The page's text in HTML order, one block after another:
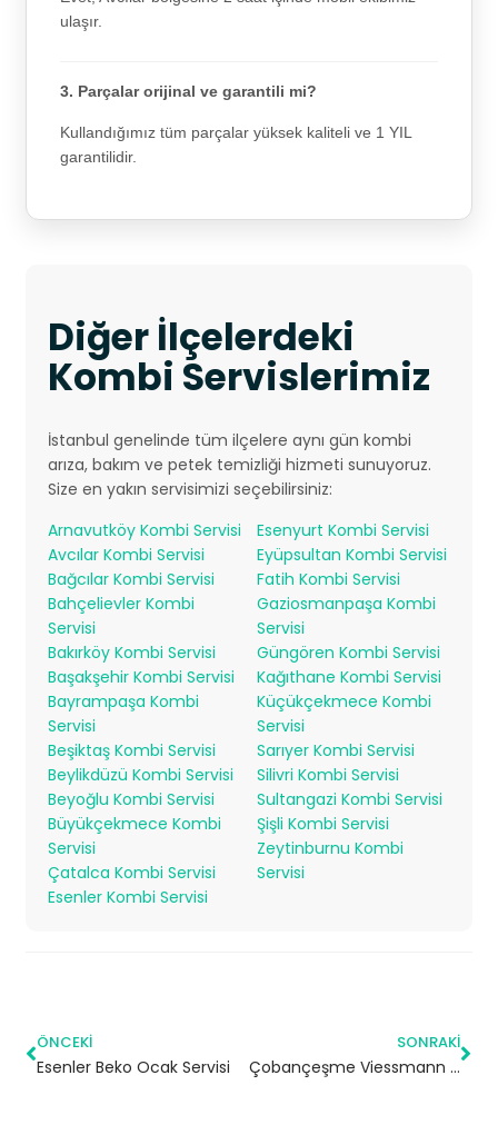
ulaşır.
3. Parçalar orijinal ve garantili mi?
Kullandığımız tüm parçalar yüksek kaliteli ve 1 YIL
garantilidir.
Diğer İlçelerdeki
Kombi Servislerimiz
İstanbul genelinde tüm ilçelere aynı gün kombi
arıza, bakım ve petek temizliği hizmeti sunuyoruz.
Size en yakın servisimizi seçebilirsiniz:
Arnavutköy Kombi Servisi
Avcılar Kombi Servisi
Bağcılar Kombi Servisi
Bahçelievler Kombi
Servisi
Bakırköy Kombi Servisi
Başakşehir Kombi Servisi
Bayrampaşa Kombi
Servisi
Beşiktaş Kombi Servisi
Beylikdüzü Kombi Servisi
Beyoğlu Kombi Servisi
Büyükçekmece Kombi
Servisi
Çatalca Kombi Servisi
Esenler Kombi Servisi
Esenyurt Kombi Servisi
Eyüpsultan Kombi Servisi
Fatih Kombi Servisi
Gaziosmanpaşa Kombi
Servisi
Güngören Kombi Servisi
Kağıthane Kombi Servisi
Küçükçekmece Kombi
Servisi
Sarıyer Kombi Servisi
Silivri Kombi Servisi
Sultangazi Kombi Servisi
Şişli Kombi Servisi
Zeytinburnu Kombi
Servisi
ÖNCEKI
Esenler Beko Ocak Servisi
SONRAKI
Çobançeşme Viessmann Kombi Servisi – Bahçelievler Yetkili Servis